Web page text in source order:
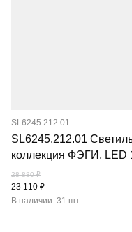
SL6245.212.01
SL6245.212.01
коллекция ФЭГИ, LED
28 880 ₽
23 110 ₽
В наличии: 31 шт.